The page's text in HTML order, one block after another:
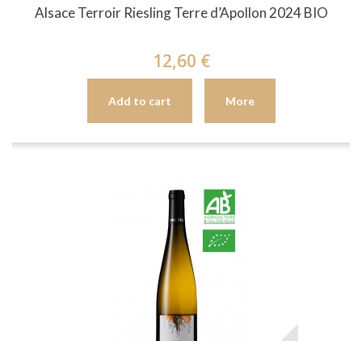
Alsace Terroir Riesling Terre d’Apollon 2024 BIO
12,60 €
Add to cart More